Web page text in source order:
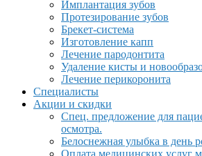
Имплантация зубов
Протезирование зубов
Брекет-система
Изготовление капп
Лечение пародонтита
Удаление кисты и
Лечение перикоронита
Специалисты
Акции и скидки
Спец. предложение для
осмотра.
Белоснежная улыбка в день
Оплата медицинских услуг